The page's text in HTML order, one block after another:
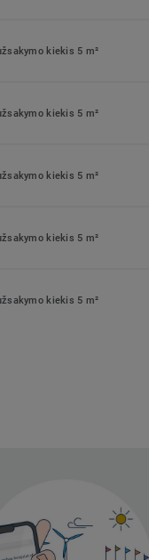
kiekis 5 m²
kiekis 5 m²
kiekis 5 m²
kiekis 5 m²
kiekis 5 m²